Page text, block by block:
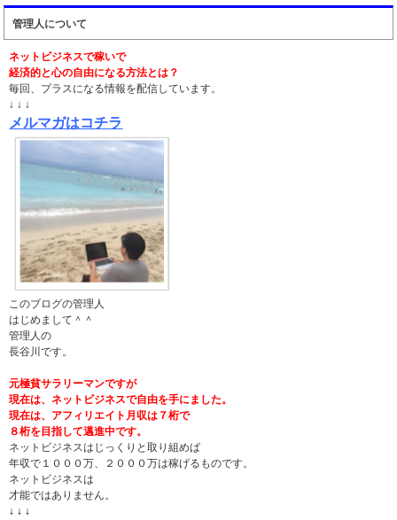
管理人について
ネットビジネスで稼いで
経済的と心の自由になる方法とは？
毎回、プラスになる情報を配信しています。
↓ ↓ ↓
メルマガはコチラ
このブログの管理人
はじめまして＾＾
管理人の
長谷川です。
元極貧サラリーマンですが
現在は、ネットビジネスで自由を手にました。
現在は、アフィリエイト月収は７桁で
８桁を目指して邁進中です。
ネットビジネスはじっくりと取り組めば
年収で１０００万、２０００万は稼げるものです。
ネットビジネスは
才能ではありません。
↓ ↓ ↓